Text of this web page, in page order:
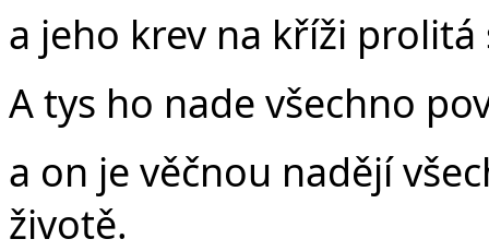
a jeho krev na kříži
A tys ho nade všechno
a on je věčnou nadějí
životě.